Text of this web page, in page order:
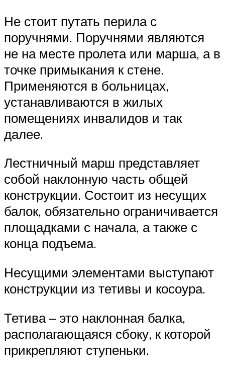
Не стоит путать перила с
поручнями. Поручнями являются
не на месте пролета или марша, а в
точке примыкания к стене.
Применяются в больницах,
устанавливаются в жилых
помещениях инвалидов и так
далее.
Лестничный марш представляет
собой наклонную часть общей
конструкции. Состоит из несущих
балок, обязательно ограничивается
площадками с начала, а также с
конца подъема.
Несущими элементами выступают
конструкции из тетивы и косоура.
Тетива – это наклонная балка,
располагающаяся сбоку, к которой
прикрепляют ступеньки.